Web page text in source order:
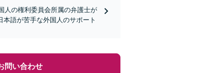
人の権利委員会所属の弁護士が
語が苦手な外国人のサポート
問い合わせ